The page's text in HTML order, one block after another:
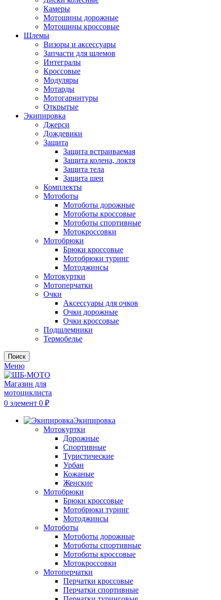
Камеры
Мотошины дорожные
Мотошины кроссовые
Шлемы
Визоры и аксессуары
Запчасти для шлемов
Интегралы
Кроссовые
Модуляры
Мотарды
Мотогарнитуры
Открытые
Экипировка
Джерси
Дождевики
Защита
Защита встраиваемая
Защита колена, локтя
Защита тела
Защита шеи
Комплекты
Мотоботы
Мотоботы дорожные
Мотоботы кроссовые
Мотоботы спортивные
Мотокроссовки
Мотобрюки
Брюки кроссовые
Мотобрюки туринг
Мотоджинсы
Мотокуртки
Мотоперчатки
Очки
Аксессуары для очков
Очки дорожные
Очки кроссовые
Подшлемники
Термобелье
Поиск
Меню
0 элемент 0 ₽
Экипировка
Мотокуртки
Дорожные
Спортивные
Туристические
Урбан
Кожаные
Женские
Мотобрюки
Брюки кроссовые
Мотобрюки туринг
Мотоджинсы
Мотоботы
Мотоботы дорожные
Мотоботы спортивные
Мотоботы кроссовые
Мотокроссовки
Мотоперчатки
Перчатки кроссовые
Перчатки спортивные